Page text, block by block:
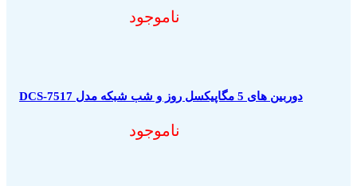
ناموجود
دوربین های 5 مگاپیکسل روز و شب شبکه مدل DCS-7517
ناموجود